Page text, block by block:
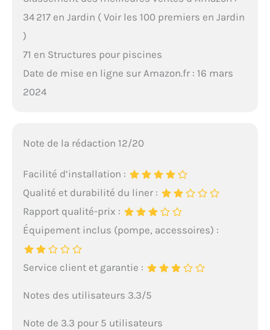
34 217 en Jardin ( Voir les 100 premiers en Jardin
)
71 en Structures pour piscines
Date de mise en ligne sur Amazon.fr : 16 mars
2024
Note de la rédaction 12/20
Facilité d’installation :
Qualité et durabilité du liner :
Rapport qualité-prix :
Équipement inclus (pompe, accessoires) :
Service client et garantie :
Notes des utilisateurs 3.3/5
Note de 3.3 pour 5 utilisateurs